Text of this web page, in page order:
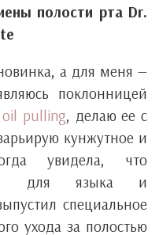
полости рта Dr.
а для меня —
поклонницей
oil pulling, делаю ее с
кунжутное и
увидела, что
для языка и
специальное
ухода за полостью